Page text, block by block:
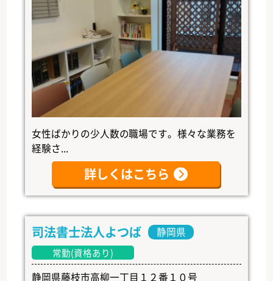
女性ばかりの少人数の職場です。様々な業務を
経験さ...
詳しくはこちら
司法書士法人よつば 静岡県
常勤(資格あり)
静岡県藤枝市高柳一丁目１２番１０号